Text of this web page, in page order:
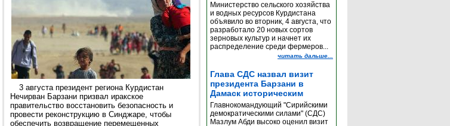
3 августа президент региона Курдистан
Нечирван Барзани призвал иракское
правительство восстановить безопасность и
провести реконструкцию в Синджаре, чтобы
обеспечить возвращение перемещенных
Министерство сельского хозяйства
и водных ресурсов Курдистана
объявило во вторник, 4 августа, что
разработало 20 новых сортов
зерновых культур и начнет их
распределение среди фермеров...
читать дальше...
Глава СДС назвал визит
президента Барзани в
Дамаск историческим
Главнокомандующий "Сирийскими
демократическими силами" (СДС)
Мазлум Абди высоко оценил визит